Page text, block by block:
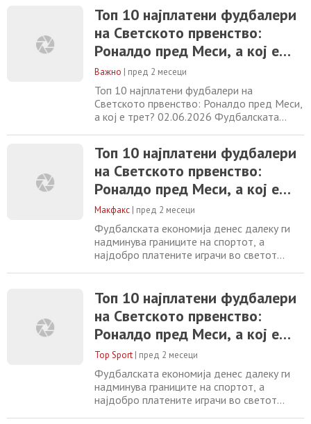
носат нестварни приходи. Листата на
десетте најплатени играчи покажува колку
високопрофитна станала глобалната
фудбалска индустрија. На листата на
десетте највредни играчи
Топ 10 најплатени фудбалери
на Светското првенство:
Роналдо пред Меси, а кој е
трет?
Важно | пред 2 месеци
Топ 10 најплатени фудбалери на
Светското првенство: Роналдо пред Меси,
а кој е трет? 02.06.2026 Фудбалската
платените играчи во светот комбинираат
клупски договори, бонуси и глобални
маркетинг соработки што им носат
нестварни приходи. Листата на десетте
најплатени играчи покажува
Топ 10 најплатени фудбалери
на Светското првенство:
Роналдо пред Меси, а кој е
трет?
Макфакс | пред 2 месеци
Фудбалската економија денес далеку ги
надминува границите на спортот, а
најдобро платените играчи во светот
носат нестварни приходи. Листата на
десетте најплатени играчи покажува колку
високопрофитна станала глобалната
фудбалска индустрија. На листата на
десетте највредни играчи
Топ 10 најплатени фудбалери
на Светското првенство:
Роналдо пред Меси, а кој е
трет?
Top Sport | пред 2 месеци
Фудбалската економија денес далеку ги
надминува границите на спортот, а
најдобро платените играчи во светот